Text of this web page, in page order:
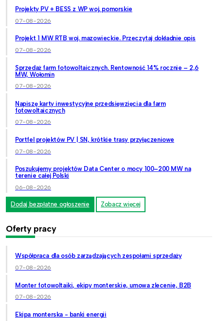
Projekty PV + BESS z WP woj. pomorskie
07-08-2026
Projekt 1 MW RTB woj. mazowieckie. Przeczytaj dokładnie opis
07-08-2026
Sprzedaż farm fotowoltaicznych. Rentowność 14% rocznie – 2,6
MW, Wołomin
07-08-2026
Napiszę karty inwestycyjne przedsięwzięcia dla farm
fotowoltaicznych
07-08-2026
Portfel projektów PV | SN, krótkie trasy przyłączeniowe
07-08-2026
Poszukujemy projektów Data Center o mocy 100–200 MW na
terenie całej Polski
06-08-2026
Dodaj bezpłatne ogłoszenie Zobacz więcej
Oferty pracy
Współpraca dla osób zarządzających zespołami sprzedaży
07-08-2026
Monter fotowoltaiki, ekipy monterskie, umowa zlecenie, B2B
07-08-2026
Ekipa monterska - banki energii